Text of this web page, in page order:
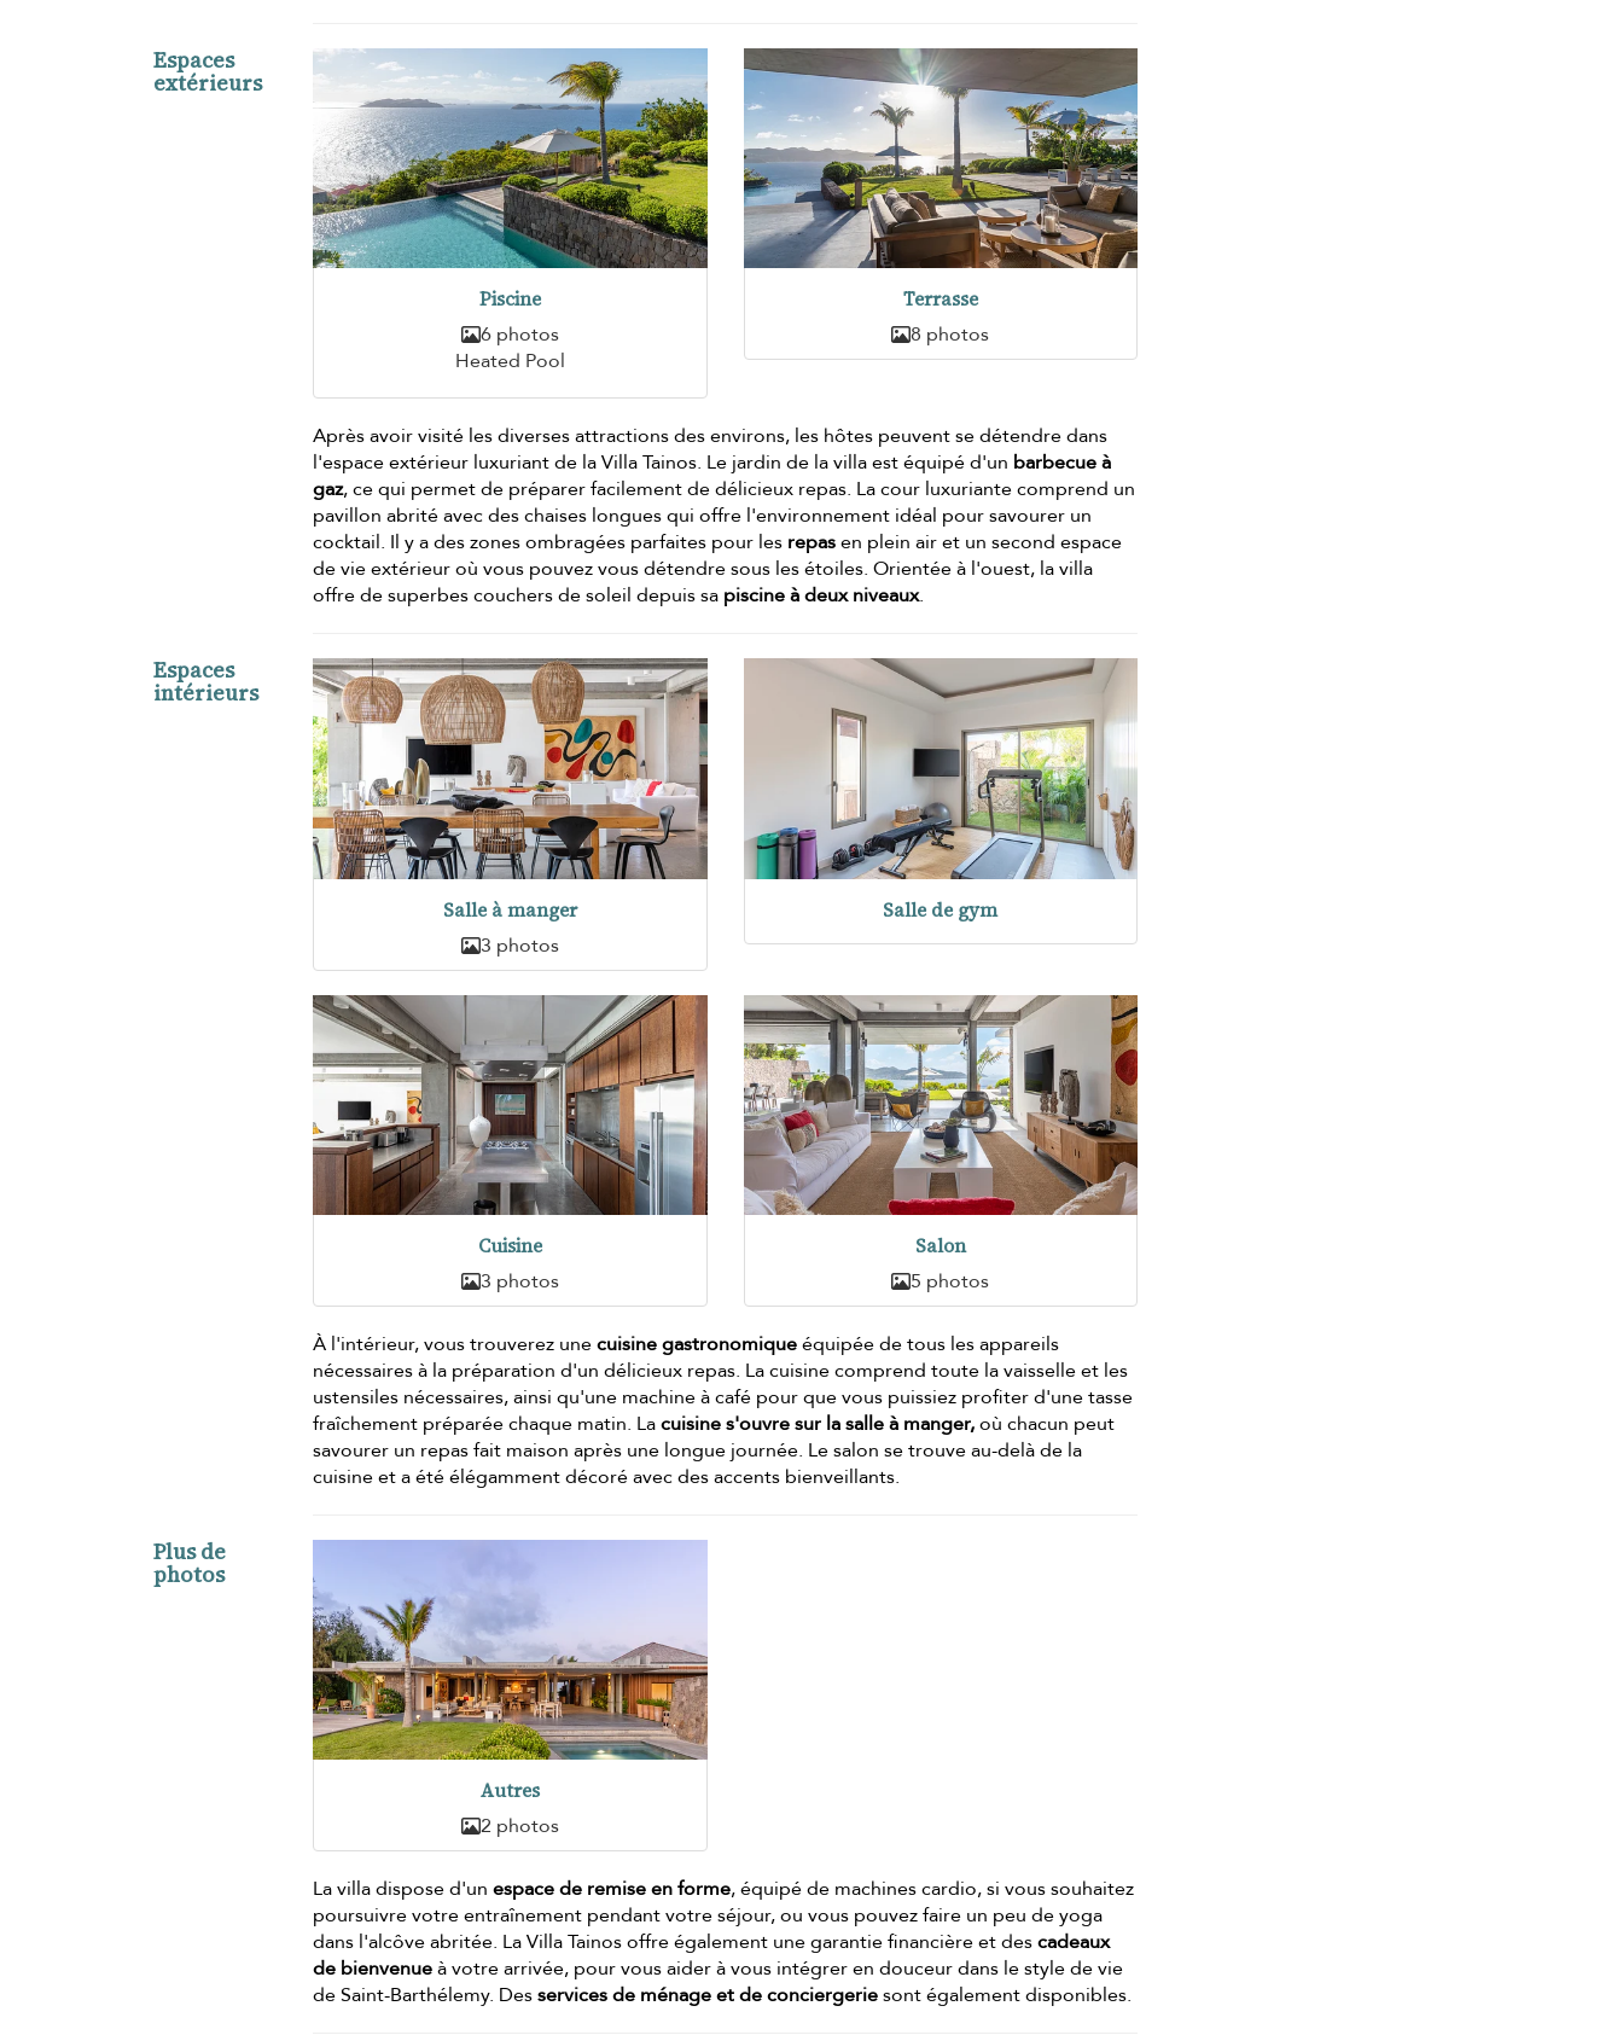
Espaces
extérieurs
Piscine
6 photos
Heated Pool
Terrasse
8 photos
Après avoir visité les diverses attractions des environs, les hôtes peuvent se détendre dans
l'espace extérieur luxuriant de la Villa Tainos. Le jardin de la villa est équipé d'un barbecue à
gaz, ce qui permet de préparer facilement de délicieux repas. La cour luxuriante comprend un
pavillon abrité avec des chaises longues qui offre l'environnement idéal pour savourer un
cocktail. Il y a des zones ombragées parfaites pour les repasen plein air et un second espace
de vie extérieur où vous pouvez vous détendre sous les étoiles. Orientée à l'ouest, la villa
offre de superbes couchers de soleil depuis sa piscine à deux niveaux.
Espaces
intérieurs
Salle à manger
3 photos
Salle de gym
Cuisine
3 photos
Salon
5 photos
À l'intérieur, vous trouverez unecuisine gastronomiqueéquipée de tous les appareils
nécessaires à la préparation d'un délicieux repas. La cuisine comprend toute la vaisselle et les
ustensiles nécessaires, ainsi qu'une machine à café pour que vous puissiez profiter d'une tasse
fraîchement préparée chaque matin. Lacuisine s'ouvre sur la salle à manger,où chacun peut
savourer un repas fait maison après une longue journée. Le salon se trouve au-delà de la
cuisine et a été élégamment décoré avec des accents bienveillants.
Plus de
photos
Autres
2 photos
La villa dispose d'unespace de remise en forme, équipé de machines cardio, si vous souhaitez
poursuivre votre entraînement pendant votre séjour, ou vous pouvez faire un peu de yoga
dans l'alcôve abritée. La Villa Tainos offre également une garantie financière et descadeaux
de bienvenueà votre arrivée, pour vous aider à vous intégrer en douceur dans le style de vie
de Saint-Barthélemy. Desservices de ménage et de conciergeriesont également disponibles.